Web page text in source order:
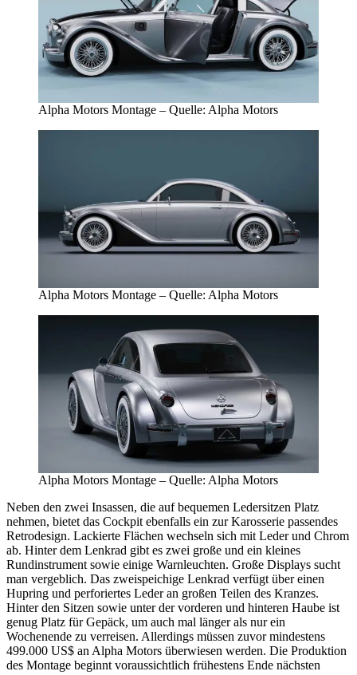
Alpha Motors Montage – Quelle: Alpha Motors
Alpha Motors Montage – Quelle: Alpha Motors
Alpha Motors Montage – Quelle: Alpha Motors
Neben den zwei Insassen, die auf bequemen Ledersitzen Platz
nehmen, bietet das Cockpit ebenfalls ein zur Karosserie passendes
Retrodesign. Lackierte Flächen wechseln sich mit Leder und Chrom
ab. Hinter dem Lenkrad gibt es zwei große und ein kleines
Rundinstrument sowie einige Warnleuchten. Große Displays sucht
man vergeblich. Das zweispeichige Lenkrad verfügt über einen
Hupring und perforiertes Leder an großen Teilen des Kranzes.
Hinter den Sitzen sowie unter der vorderen und hinteren Haube ist
genug Platz für Gepäck, um auch mal länger als nur ein
Wochenende zu verreisen. Allerdings müssen zuvor mindestens
499.000 US$ an Alpha Motors überwiesen werden. Die Produktion
des Montage beginnt voraussichtlich frühestens Ende nächsten